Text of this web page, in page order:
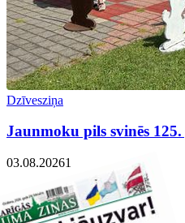
Dzīvesziņa
Jaunmoku pils svinēs
03.08.20261